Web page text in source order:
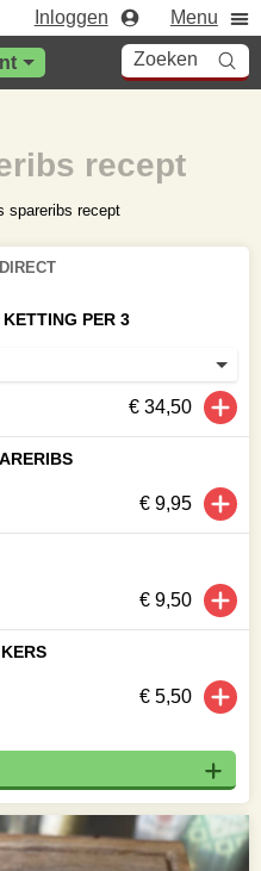
Inloggen Menu
Zoeken
spareribs recept
recept
PER 3
€ 34,50
€ 9,95
€ 9,50
€ 5,50